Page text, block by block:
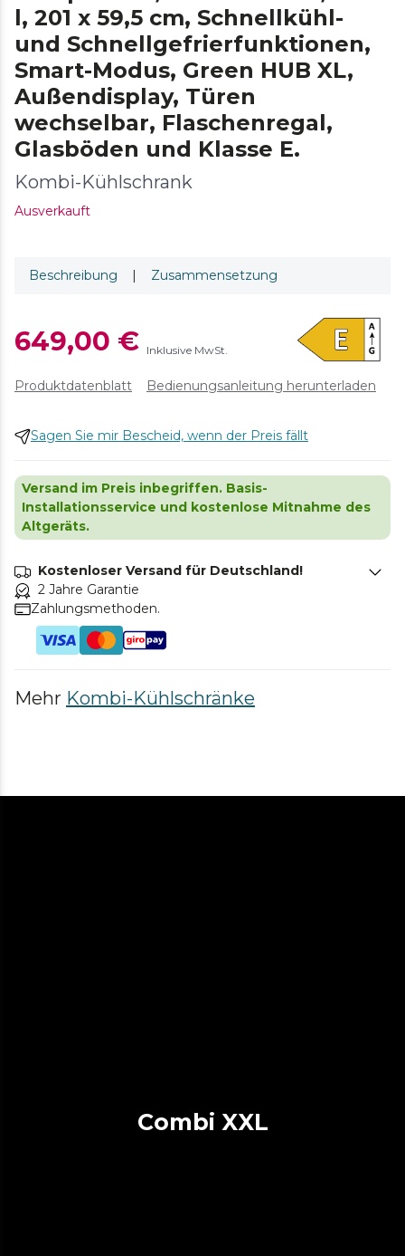
l, 201 x 59,5 cm, Schnellkühl-
und Schnellgefrierfunktionen,
Smart-Modus, Green HUB XL,
Außendisplay, Türen
wechselbar, Flaschenregal,
Glasböden und Klasse E.
Kombi-Kühlschrank
Ausverkauft
Beschreibung | Zusammensetzung
649,00 € Inklusive MwSt.
Produktdatenblatt Bedienungsanleitung herunterladen
Sagen Sie mir Bescheid, wenn der Preis fällt
Versand im Preis inbegriffen. Basis-
Installationsservice und kostenlose Mitnahme des
Altgeräts.
Kostenloser Versand für Deutschland!
2 Jahre Garantie
Zahlungsmethoden.
Mehr Kombi-Kühlschränke
Combi XXL